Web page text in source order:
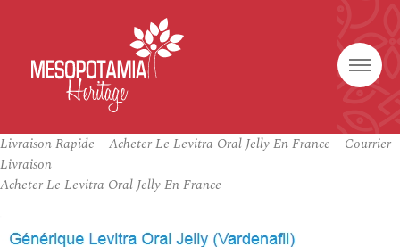
Livraison Rapide – Acheter Le Levitra Oral Jelly En France – Courrier
Livraison
Acheter Le Levitra Oral Jelly En France